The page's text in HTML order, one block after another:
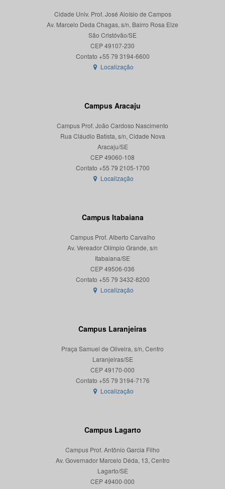
Cidade Univ. Prof. José Aloísio de Campos
Av. Marcelo Deda Chagas, s/n, Bairro Rosa Elze
São Cristóvão/SE
CEP 49107-230
Localização
Campus Aracaju
Campus Prof. João Cardoso Nascimento
Rua Cláudio Batista, s/n, Cidade Nova
Aracaju/SE
CEP 49060-108
Localização
Campus Itabaiana
Campus Prof. Alberto Carvalho
Av. Vereador Olímpio Grande, s/n
Itabaiana/SE
CEP 49506-036
Localização
Campus Laranjeiras
Praça Samuel de Oliveira, s/n, Centro
Laranjeiras/SE
CEP 49170-000
Localização
Campus Lagarto
Campus Prof. Antônio Garcia Filho
Av. Governador Marcelo Déda, 13, Centro
Lagarto/SE
CEP 49400-000